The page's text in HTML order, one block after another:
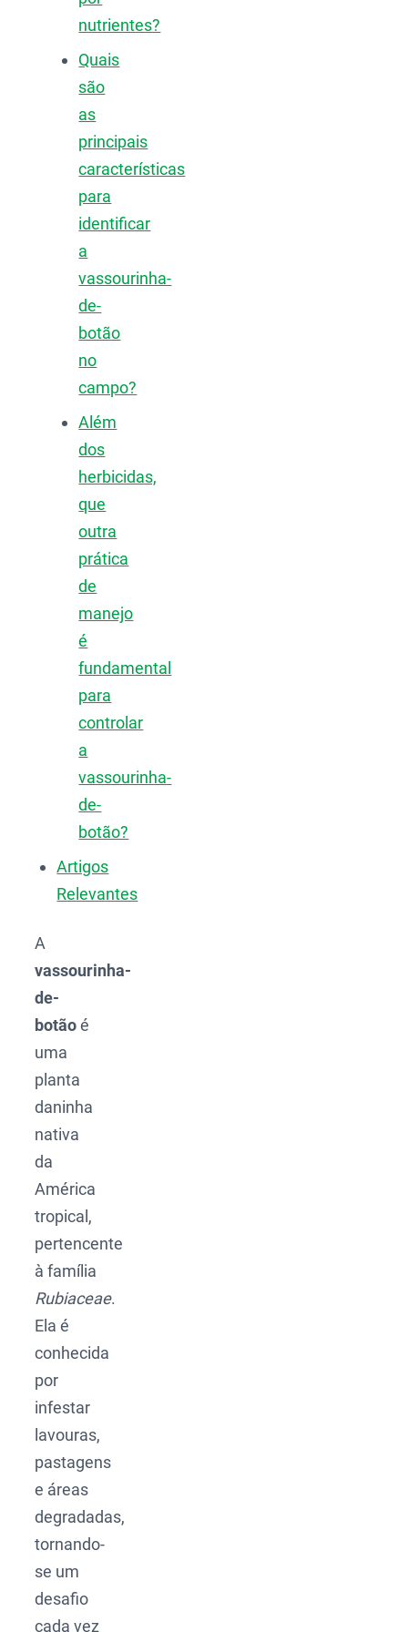
nutrientes?
Quais
são
as
principais
características
para
identificar
a
vassourinha-
de-
botão
no
campo?
Além
dos
herbicidas,
que
outra
prática
de
manejo
é
fundamental
para
controlar
a
vassourinha-
de-
botão?
Artigos
Relevantes
A
vassourinha-
de-
botãoé
uma
planta
daninha
nativa
da
América
tropical,
pertencente
à família
Rubiaceae.
Ela é
conhecida
por
infestar
lavouras,
pastagens
e áreas
degradadas,
tornando-
se um
desafio
cada vez